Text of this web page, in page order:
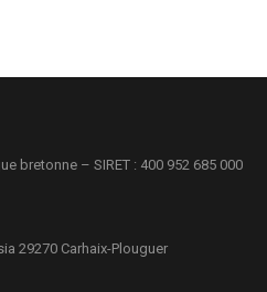
bretonne – SIRET : 400 952 685 000
29270 Carhaix-Plouguer